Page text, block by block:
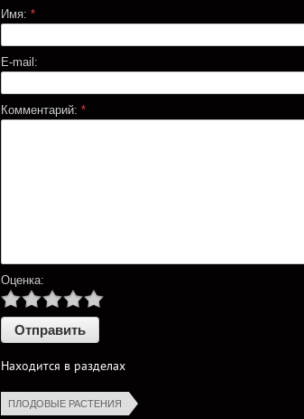
Имя: *
E-mail:
Комментарий: *
Оценка:
Находится в разделах
ПЛОДОВЫЕ РАСТЕНИЯ